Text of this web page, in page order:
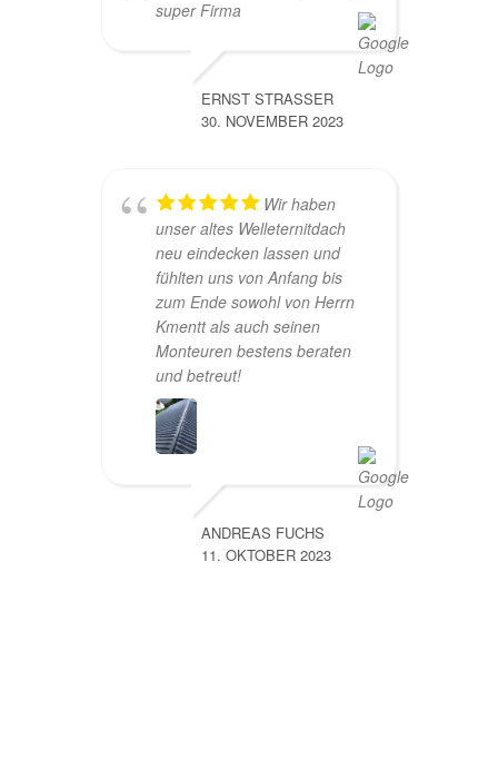
super Firma
ERNST STRASSER
30. NOVEMBER 2023
Wir haben
unser altes Welleternitdach
neu eindecken lassen und
fühlten uns von Anfang bis
zum Ende sowohl von Herrn
Kmentt als auch seinen
Monteuren bestens beraten
und betreut!
ANDREAS FUCHS
11. OKTOBER 2023